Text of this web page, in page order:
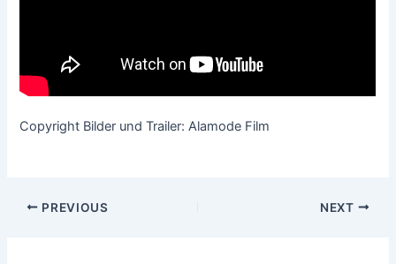
Copyright Bilder und Trailer: Alamode Film
Post
PREVIOUS NEXT